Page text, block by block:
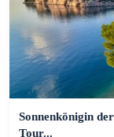
Sonnenkönigin
Tour...